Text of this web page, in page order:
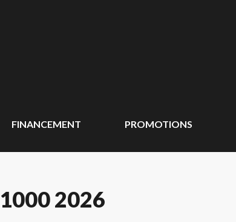
FINANCEMENT PROMOTIONS
2026